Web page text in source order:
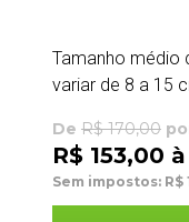
Tamanho médio
variar de 8 a 15
De R$ 170,00
R$ 153,00
Sem impostos: R$